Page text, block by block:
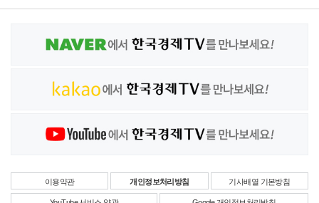
이용약관 개인정보처리방침 기사배열 기본방침